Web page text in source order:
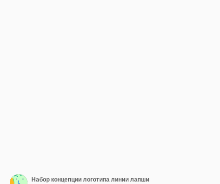
Набор концепции логотипа линии лапши